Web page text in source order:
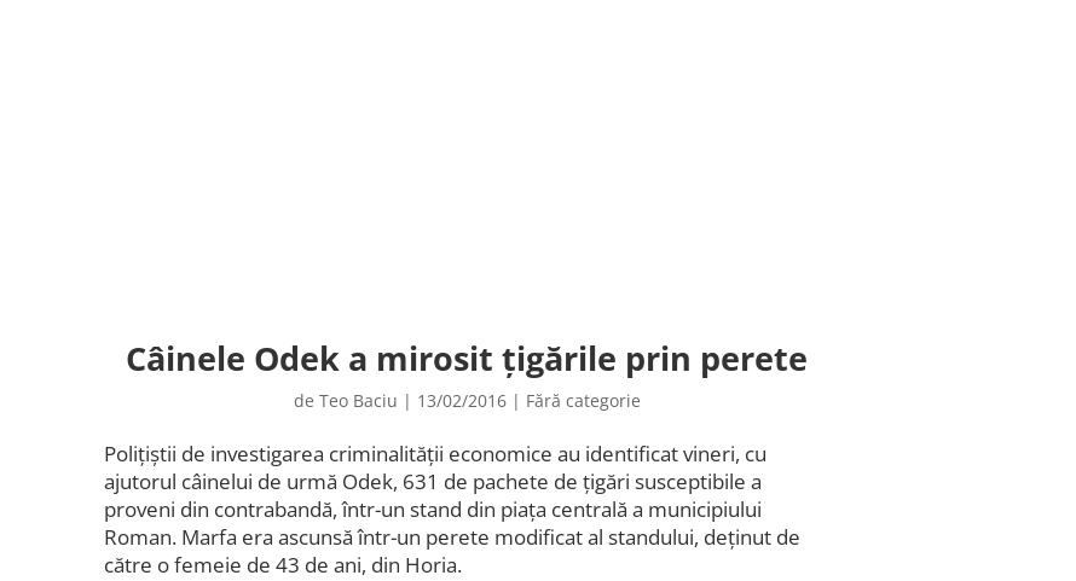
Câinele Odek a mirosit țigările prin perete
de Teo Baciu | 13/02/2016| Fără categorie
Polițiștii de investigarea criminalității economice au identificat vineri, cu
ajutorul câinelui de urmă Odek, 631 de pachete de țigări susceptibile a
proveni din contrabandă, într-un stand din piața centrală a municipiului
Roman. Marfa era ascunsă într-un perete modificat al standului, deținut de
către o femeie de 43 de ani, din Horia.